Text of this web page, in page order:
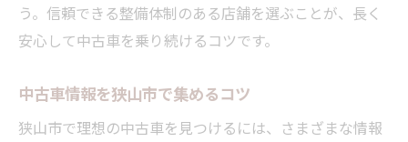
う。信頼できる整備体制のある店舗を選ぶことが、長く
安心して中古車を乗り続けるコツです。
中古車情報を狭山市で集めるコツ
狭山市で理想の中古車を見つけるには、さまざまな情報